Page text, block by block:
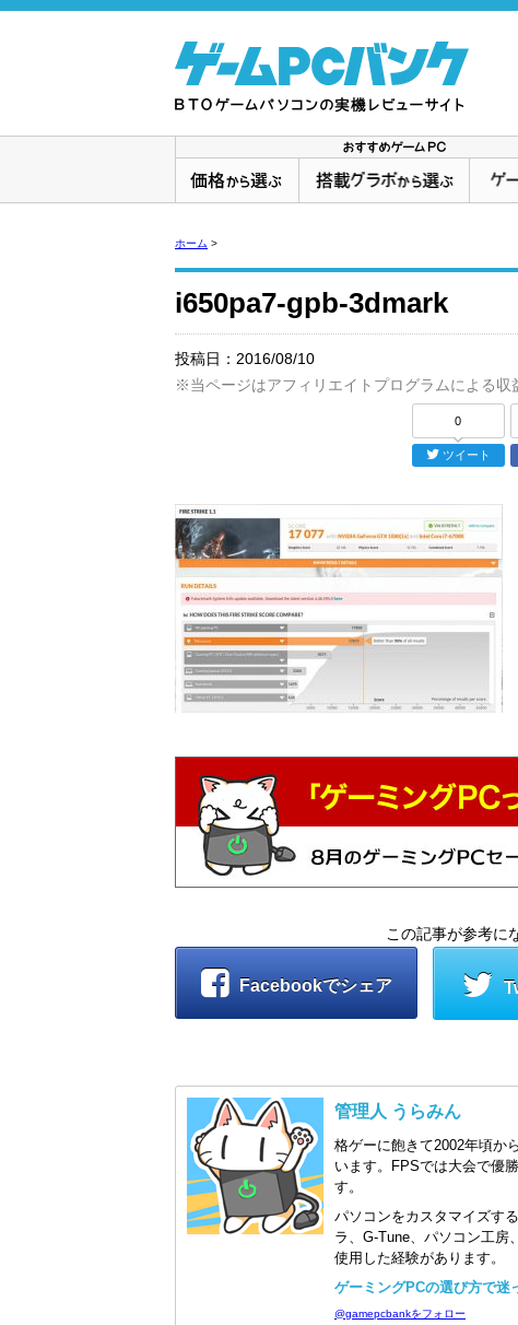
ホーム >
i650pa7-gpb-3dmark
投稿日： 2016/08/10
※当ページはアフィリエイトプログラムによる収
0
ツイート
この記事が参考に
Facebookでシェア
管理人 うらみん
格ゲーに飽きて2002年頃か
います。FPSでは大会で優
す。
パソコンをカスタマイズす
ラ、G-Tune、パソコン工房
使用した経験があります。
ゲーミングPCの選び方で
@gamepcbankをフォロー